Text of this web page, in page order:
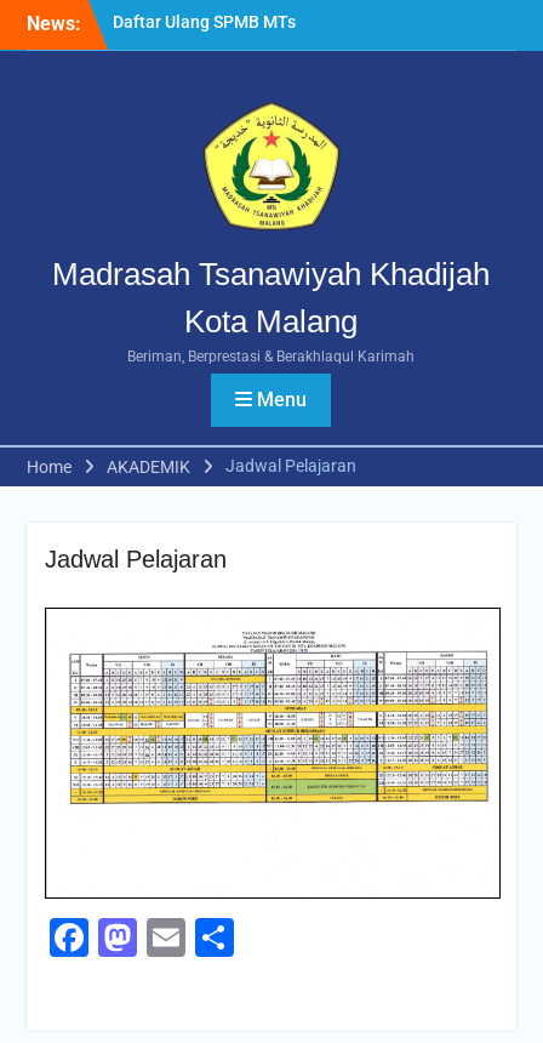
News:
Ajaran 2026/2027
Berlangsung Lancar
2026: Enam Hari Penuh
Makna Menyambut Siswa
Baru MTs Khadijah Malang
Madrasah Tsanawiyah Khadijah
Kota Malang
Beriman, Berprestasi & Berakhlaqul Karimah
Menu
Home AKADEMIK Jadwal Pelajaran
Jadwal Pelajaran
Facebook
Mastodon
Email